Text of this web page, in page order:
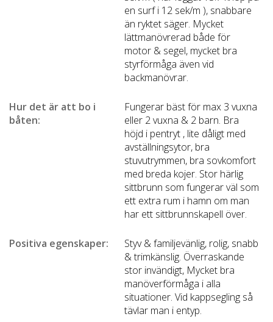
en surf i 12 sek/m ), snabbare
än ryktet säger. Mycket
lättmanövrerad både för
motor & segel, mycket bra
styrförmåga även vid
backmanövrar.
Hur det är att bo i
båten:
Fungerar bäst för max 3 vuxna
eller 2 vuxna & 2 barn. Bra
höjd i pentryt , lite dåligt med
avställningsytor, bra
stuvutrymmen, bra sovkomfort
med breda kojer. Stor härlig
sittbrunn som fungerar väl som
ett extra rum i hamn om man
har ett sittbrunnskapell över.
Positiva egenskaper:
Styv & familjevänlig, rolig, snabb
& trimkänslig. Överraskande
stor invändigt, Mycket bra
manöverförmåga i alla
situationer. Vid kappsegling så
tävlar man i entyp.